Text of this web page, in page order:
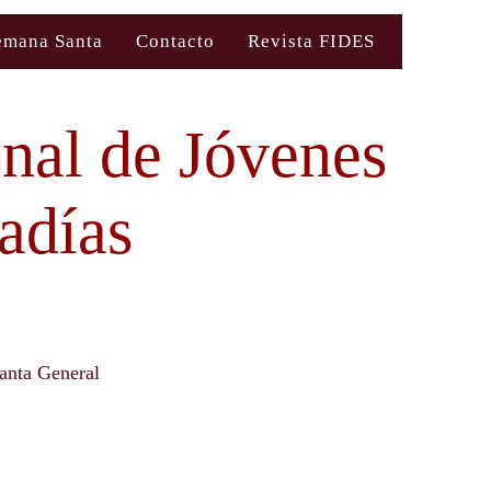
Santa Contacto Revista FIDES
de Jóvenes
General